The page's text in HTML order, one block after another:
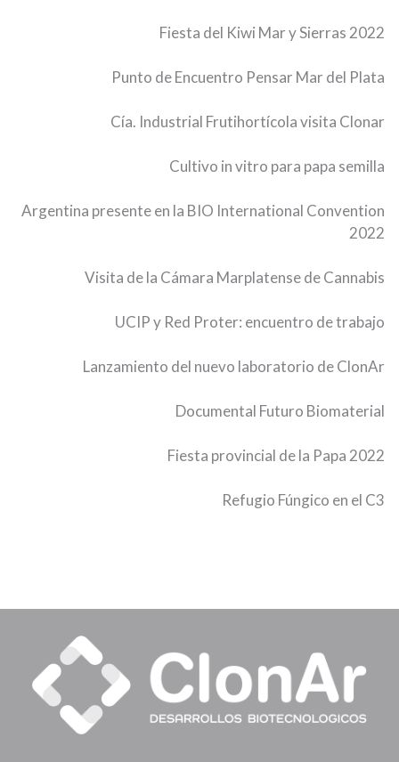
Fiesta del Kiwi Mar y Sierras 2022
Punto de Encuentro Pensar Mar del Plata
Cía. Industrial Frutihortícola visita Clonar
Cultivo in vitro para papa semilla
Argentina presente en la BIO International Convention
2022
Visita de la Cámara Marplatense de Cannabis
UCIP y Red Proter: encuentro de trabajo
Lanzamiento del nuevo laboratorio de ClonAr
Documental Futuro Biomaterial
Fiesta provincial de la Papa 2022
Refugio Fúngico en el C3